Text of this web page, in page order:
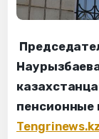
пенсионные